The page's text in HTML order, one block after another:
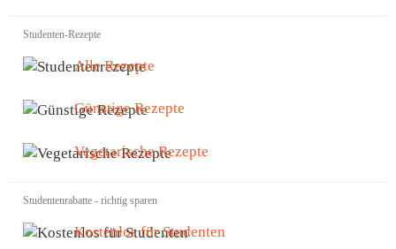
Studenten-Rezepte
Alle Rezepte
Günstige Rezepte
Vegetarische Rezepte
Studentenrabatte - richtig sparen
Kostenlos für Studenten